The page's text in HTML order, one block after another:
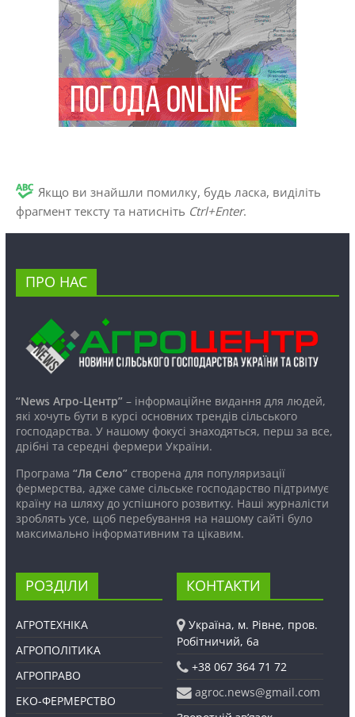
Якщо ви знайшли помилку, будь ласка, виділіть
фрагмент тексту та натисніть Ctrl+Enter.
ПРО НАС
“News Агро-Центр”– інформаційне видання для людей,
які хочуть бути в курсі основних трендів сільського
господарства. У нашому фокусі знаходяться, перш за все,
дрібні та середні фермери України.
Програма “Ля Село”створена для популяризації
фермерства, адже саме сільське господарство підтримує
країну на шляху до успішного розвитку. Наші журналісти
зроблять усе, щоб перебування на нашому сайті було
максимально інформативним та цікавим.
РОЗДІЛИ
АГРОТЕХНІКА
АГРОПОЛІТИКА
АГРОПРАВО
ЕКО-ФЕРМЕРСТВО
КОНТАКТИ
Україна, м. Рівне, пров.
Робітничий, 6а
+38 067 364 71 72
agroc.news@gmail.com